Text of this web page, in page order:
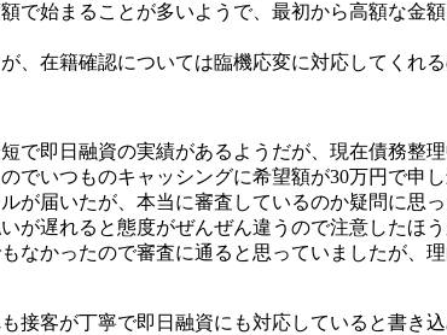
で始まることが多いようで、最初から高額な金
、在籍確認については臨機応変に対応してくれ
で即日融資の実績があるようだが、現在債務整
いつものキャッシングに希望額が30万円で申
が届いたが、本当に審査しているのか疑問に思っ
が遅れると態度がぜんぜん違うので注意したほ
なかったので審査に通ると思っていましたが、
客が丁寧で即日融資にも対応していると書き